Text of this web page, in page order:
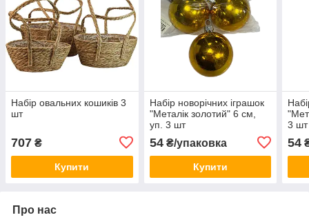
Набір овальних кошиків 3
шт
707 ₴
Купити
Набір новорічних іграшок
"Металік золотий" 6 см,
уп. 3 шт
54₴/упаковка
Купити
3 шт
54
Про нас